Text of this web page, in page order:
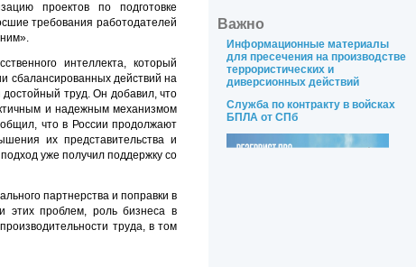
проектов по подготовке
требования работодателей
интеллекта, который
сбалансированных действий на
труд. Он добавил, что
и надежным механизмом
что в России продолжают
их представительства и
уже получил поддержку со
партнерства и поправки в
этих проблем, роль бизнеса в
труда, в том
Важно
Информационные материалы
для пресечения на производстве
террористических и
диверсионных действий
Служба по контракту в войсках
БПЛА от СПб